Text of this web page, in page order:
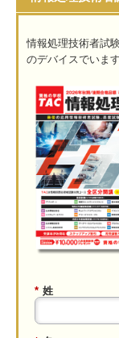
情報処理技術者試
のデバイスでいま
* 姓